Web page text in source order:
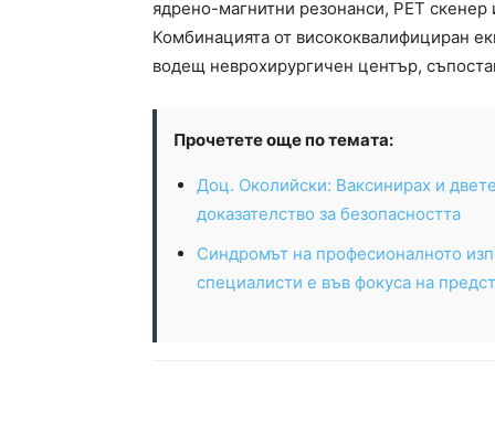
ядрено-магнитни резонанси, PET
Комбинацията от висококвалифициран
водещ неврохирургичен център,
Прочетете още по темата:
Доц. Околийски: Ваксинирах и
доказателство за безопасността
Синдромът на професионалното
специалисти е във фокуса на